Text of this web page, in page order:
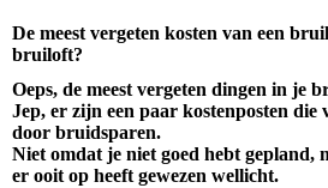
De meest vergeten kosten van een
bruiloft?
Oeps, de meest vergeten dingen in je
Jep, er zijn een paar kostenposten die
door bruidsparen.
Niet omdat je niet goed hebt gepland,
er ooit op heeft gewezen wellicht.